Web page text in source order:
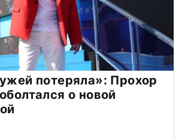
потеряла»: Прохор
о новой